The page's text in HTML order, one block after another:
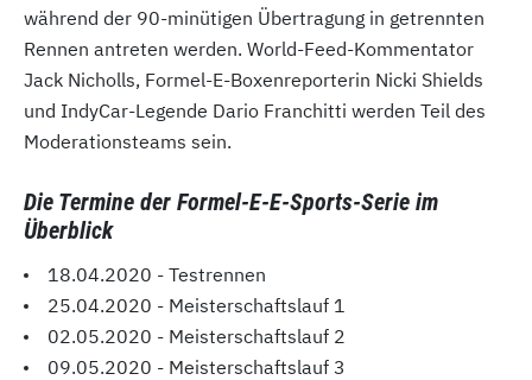
während der 90-minütigen Übertragung in getrennten
Rennen antreten werden. World-Feed-Kommentator
Jack Nicholls, Formel-E-Boxenreporterin Nicki Shields
und IndyCar-Legende Dario Franchitti werden Teil des
Moderationsteams sein.
Die Termine der Formel-E-E-Sports-Serie im
Überblick
18.04.2020 - Testrennen
25.04.2020 - Meisterschaftslauf 1
02.05.2020 - Meisterschaftslauf 2
09.05.2020 - Meisterschaftslauf 3